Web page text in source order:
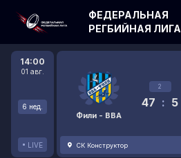
14:00
01 авг.
6 нед.
LIVE
Фили - ВВА
2
47 : 5
СК Конструктор
ФЕДЕРАЛЬНАЯ
РЕГБИЙНАЯ ЛИГА